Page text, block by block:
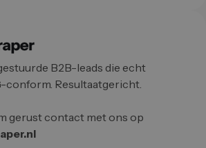
B2B-leads die echt
conform. Resultaatgericht.
gerust contact met ons op